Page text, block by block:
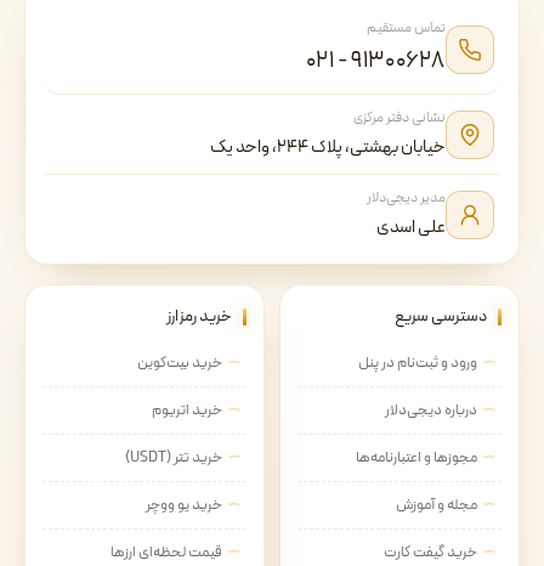
تماس مستقیم
۰۲۱ - ۹۱۳۰۰۶۲۸
نشانی دفتر مرکزی
خیابان بهشتی، پلاک ۲۴۴، واحد یک
مدیر دیجی‌دلار
علی اسدی
دسترسی سریع
ورود و ثبت‌نام در پنل
درباره دیجی‌دلار
مجوزها و اعتبارنامه‌ها
مجله و آموزش
خرید گیفت کارت
خرید رمزارز
خرید بیت‌کوین
خرید اتریوم
خرید تتر (USDT)
خرید یو ووچر
قیمت لحظه‌ای ارزها